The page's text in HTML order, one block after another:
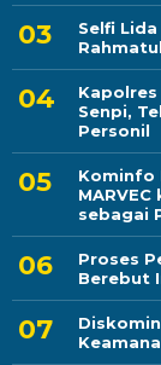
Selfi
Kapolres
Senpi,
Personil
Kominfo
sebagai
Proses
Berebut